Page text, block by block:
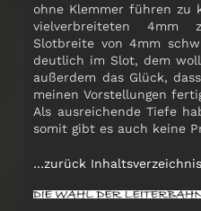
ohne Klemmer führen zu
vielverbreiteten 4mm
Slotbreite von 4mm
deutlich im Slot, dem
außerdem das Glück,
meinen Vorstellungen
Als ausreichende Tiefe
somit gibt es auch keine
…zurück Inhaltsverzeichnis